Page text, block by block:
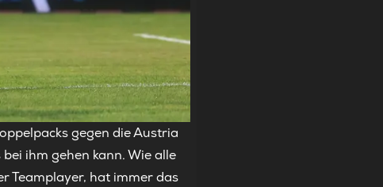
gegen die Austria
ihm gehen kann. Wie alle
Teamplayer, hat immer das